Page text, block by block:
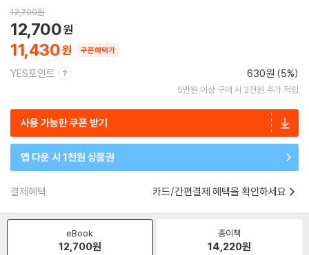
12,700원
11,430
12,700
쿠폰혜택가
YES포인트 630원 (5%)
5만원 이상 구매 시 2천원 추가 적립
사용 가능한 쿠폰 받기
앱 다운 시 1천원 상품권
결제혜택 카드/간편결제 혜택을 확인하세요
eBook
12,700원
종이책
14,220원